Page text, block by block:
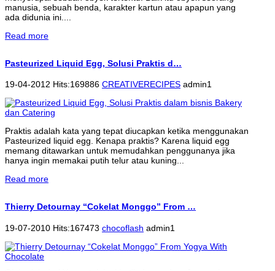
manusia, sebuah benda, karakter kartun atau apapun yang
ada didunia ini....
Read more
Pasteurized Liquid Egg, Solusi Praktis d…
19-04-2012 Hits:169886 CREATIVERECIPES admin1
Praktis adalah kata yang tepat diucapkan ketika menggunakan
Pasteurized liquid egg. Kenapa praktis? Karena liquid egg
memang ditawarkan untuk memudahkan penggunanya jika
hanya ingin memakai putih telur atau kuning...
Read more
Thierry Detournay “Cokelat Monggo” From …
19-07-2010 Hits:167473 chocoflash admin1